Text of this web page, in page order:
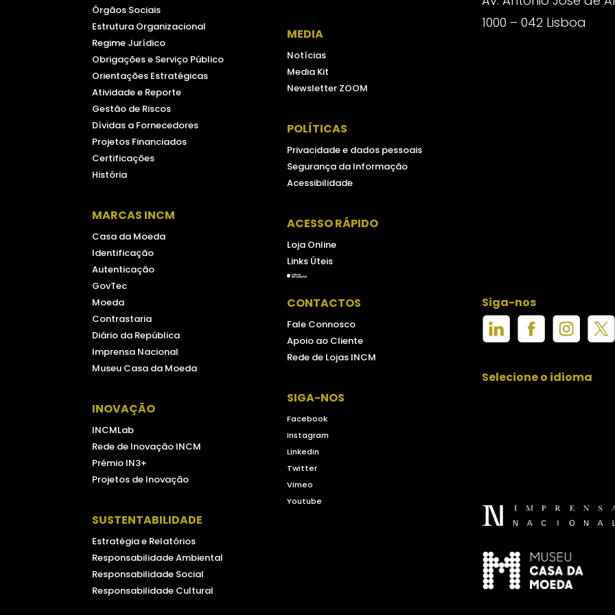
Órgãos Sociais
Estrutura Organizacional
Regime Jurídico
Obrigações e Serviço Público
Orientações Estratégicas
Atividade e Reporte
Gestão de Riscos
Dívidas a Fornecedores
Projetos Financiados
Certificações
História
MARCAS INCM
Casa da Moeda
Identificação
Autenticação
GovTec
Moeda
Contrastaria
Diário da República
Imprensa Nacional
Museu Casa da Moeda
INOVAÇÃO
INCMLab
Rede de Inovação INCM
Prémio IN3+
Projetos de Inovação
SUSTENTABILIDADE
Estratégia e Relatórios
Responsabilidade Ambiental
Responsabilidade Social
Responsabilidade Cultural
MEDIA
Notícias
Media Kit
Newsletter ZOOM
POLÍTICAS
Privacidade e dados pessoais
Segurança da Informação
Acessibilidade
ACESSO RÁPIDO
Loja Online
Links Úteis
CONTACTOS
Fale Connosco
Apoio ao Cliente
Rede de Lojas INCM
SIGA-NOS
Facebook
Instagram
Linkedin
Twitter
Vimeo
Youtube
1000 – 042 Lisboa
Siga-nos
Selecione o idioma